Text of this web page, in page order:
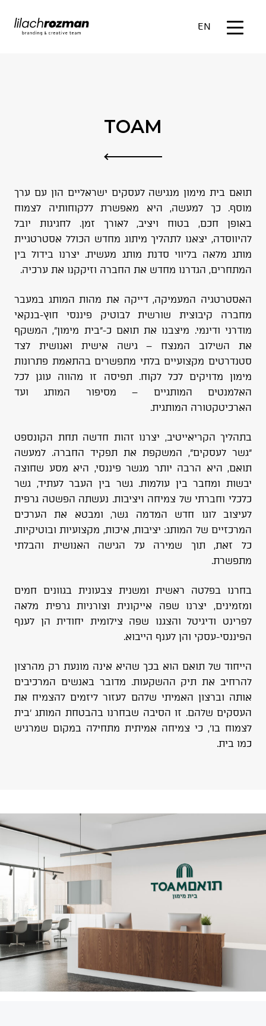
EN
TOAM
תואם בית מימון מנגישה לעסקים ישראליים הון עם ערך
מוסף. כך למעשה, היא מאפשרת ללקוחותיה לצמוח
באופן חכם, בטוח ויציב, לאורך זמן. לחגיגות יובל
להיווסדה, יצאנו לתהליך מיתוג מחדש הכולל אסטרטגיית
מותג מלאה בליווי סדנת מותג מעשית. יצרנו בידול בין
המתחרים, הגדרנו מחדש את החברה וזיקקנו את ערכיה.
האסטרטגיה המעמיקה, דייקה את מהות המותג במעבר
מחברה קיבוצית שורשית לבוטיק פיננסי חוץ-בנקאי
מודרני ודינמי. מיצבנו את תואם כ-"בית מימון", המשקף
את השילוב המנצח – גישה אישית ואנושית לצד
סטנדרטים מקצועיים בלתי מתפשרים בהתאמת פתרונות
מימון מדויקים לכל לקוח. תפיסה זו מהווה עוגן לכל
האלמנטים המותגיים – מסיפור המותג ועד
הארכיטקטורה המותגית.
בתהליך הקריאייטיב, יצרנו זהות חדשה תחת הקונספט
"גשר לעסקים", המשקפת את תפקיד החברה. למעשה
תואם, היא הרבה יותר מגשר פיננסי, היא מסע שחוצה
יבשות ומחבר בין עולמות. גשר בין העבר לעתיד, גשר
כלכלי וחברתי של צמיחה ויציבות. נעשתה הפשטה גרפית
לעיצוב לוגו חדש המדמה גשר, ומבטא את הערכים
המרכזיים של המותג: יציבות, איכות, מקצועיות ובוטיקיות.
כל זאת, תוך שמירה על הגישה האנושית והבלתי
מתפשרת.
בחרנו בפלטה ראשית ומשנית צבעונית בגוונים חמים
ומזמינים, יצרנו שפה אייקונית וצורניות גרפית מלאה
לפרינט ודיגיטל והצגנו שפה צילומית יחודית הן לענף
הפיננסי-עסקי והן לענף הייבוא.
הייחוד של תואם הוא בכך שהיא אינה מונעת רק מהרצון
להרחיב את תיק ההשקעות. מדובר באנשים המרכיבים
אותה וברצון האמיתי שלהם לעזור ליזמים להצמיח את
העסקים שלהם. זו הסיבה שבחרנו בהבטחת המותג 'בית
לצמוח בו', כי צמיחה אמיתית מתחילה במקום שמרגיש
כמו בית.